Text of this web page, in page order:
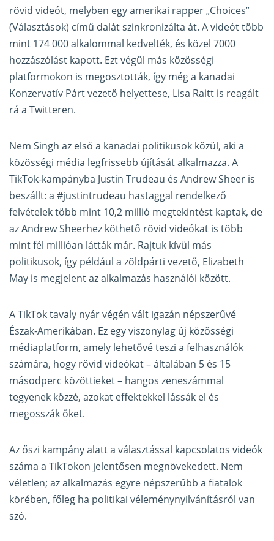
rövid videót, melyben egy amerikai rapper „Choices”
(Választások) című dalát szinkronizálta át. A videót több
mint 174 000 alkalommal kedvelték, és közel 7000
hozzászólást kapott. Ezt végül más közösségi
platformokon is megosztották, így még a kanadai
Konzervatív Párt vezető helyettese, Lisa Raitt is reagált
rá a Twitteren.
Nem Singh az első a kanadai politikusok közül, aki a
közösségi média legfrissebb újítását alkalmazza. A
TikTok-kampányba Justin Trudeau és Andrew Sheer is
beszállt: a #justintrudeau hastaggal rendelkező
felvételek több mint 10,2 millió megtekintést kaptak, de
az Andrew Sheerhez köthető rövid videókat is több
mint fél millióan látták már. Rajtuk kívül más
politikusok, így például a zöldpárti vezető, Elizabeth
May is megjelent az alkalmazás használói között.
A TikTok tavaly nyár végén vált igazán népszerűvé
Észak-Amerikában. Ez egy viszonylag új közösségi
médiaplatform, amely lehetővé teszi a felhasználók
számára, hogy rövid videókat – általában 5 és 15
másodperc közöttieket – hangos zeneszámmal
tegyenek közzé, azokat effektekkel lássák el és
megosszák őket.
Az őszi kampány alatt a választással kapcsolatos videók
száma a TikTokon jelentősen megnövekedett. Nem
véletlen; az alkalmazás egyre népszerűbb a fiatalok
körében, főleg ha politikai véleménynyilvánításról van
szó.